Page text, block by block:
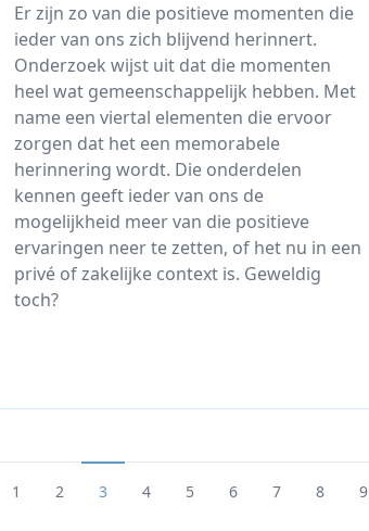
Er zijn zo van die positieve momenten die
ieder van ons zich blijvend herinnert.
Onderzoek wijst uit dat die momenten
heel wat gemeenschappelijk hebben. Met
name een viertal elementen die ervoor
zorgen dat het een memorabele
herinnering wordt. Die onderdelen
kennen geeft ieder van ons de
mogelijkheid meer van die positieve
ervaringen neer te zetten, of het nu in een
privé of zakelijke context is. Geweldig
toch?
1 2 3 4 5 6 7 8 9